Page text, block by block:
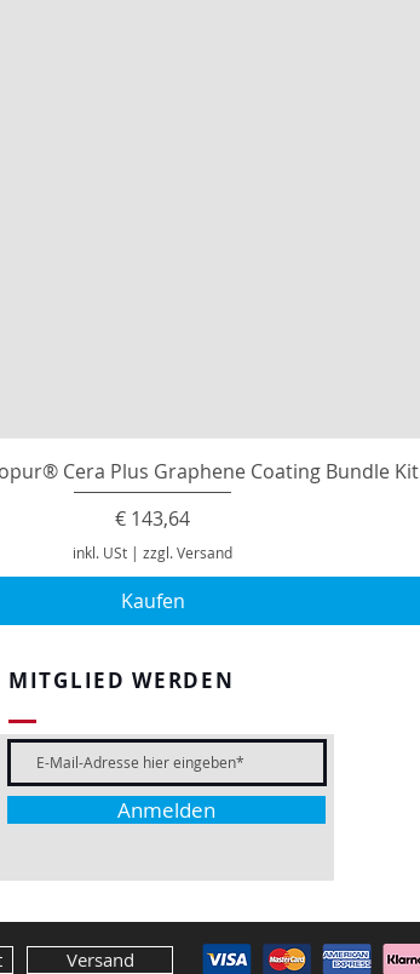
Cera Plus Graphene Coating Bundle Kit
Preis
€ 143,64
inkl. USt | zzgl. Versand
Kaufen
MITGLIED WERDEN
Anmelden
Versand